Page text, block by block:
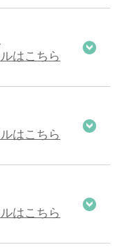
はこちら
はこちら
はこちら